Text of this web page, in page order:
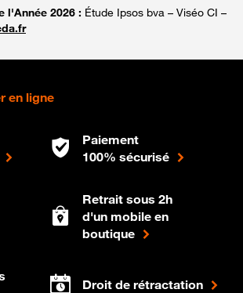
l'Année 2026 : Étude Ipsos bva – Viséo CI –
en ligne
Paiement
100% sécurisé
Retrait sous 2h
d'un mobile en
boutique
Droit de rétractation